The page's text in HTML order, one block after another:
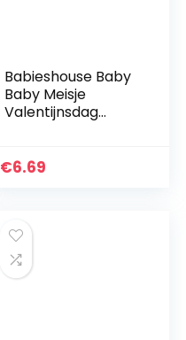
Babieshouse Baby
Baby Meisje
Valentijnsdag
hals Olifant Hart
€6.69